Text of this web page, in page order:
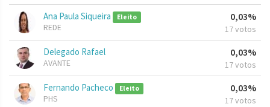
Ana Paula Siqueira Eleito
REDE
0,03%
17 votos
Delegado Rafael
AVANTE
0,03%
17 votos
Fernando Pacheco Eleito
PHS
0,03%
17 votos